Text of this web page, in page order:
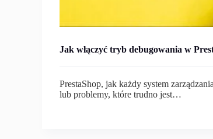
Jak włączyć tryb debugowania w
PrestaShop, jak każdy system
lub problemy, które trudno jest…